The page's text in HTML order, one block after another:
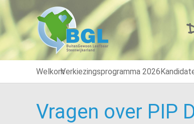
WelkomVerkiezingsprogramma 2026
Vragen over PIP